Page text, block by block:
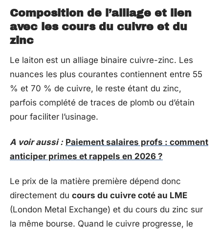
Composition de l’alliage et lien
avec les cours du cuivre et du
zinc
Le laiton est un alliage binaire cuivre-zinc. Les
nuances les plus courantes contiennent entre 55
% et 70 % de cuivre, le reste étant du zinc,
parfois complété de traces de plomb ou d’étain
pour faciliter l’usinage.
A voir aussi : Paiement salaires profs : comment
anticiper primes et rappels en 2026 ?
Le prix de la matière première dépend donc
directement du cours du cuivre coté au LME
(London Metal Exchange) et du cours du zinc sur
la même bourse. Quand le cuivre progresse, le